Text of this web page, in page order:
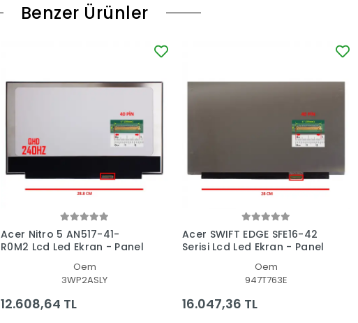
Benzer Ürünler
Acer Nitro 5 AN517-41-
R0M2 Lcd Led Ekran - Panel
Oem
3WP2ASLY
12.608,64 TL
Acer SWIFT EDGE SFE16-42
Serisi Lcd Led Ekran - Panel
Oem
947T763E
16.047,36 TL